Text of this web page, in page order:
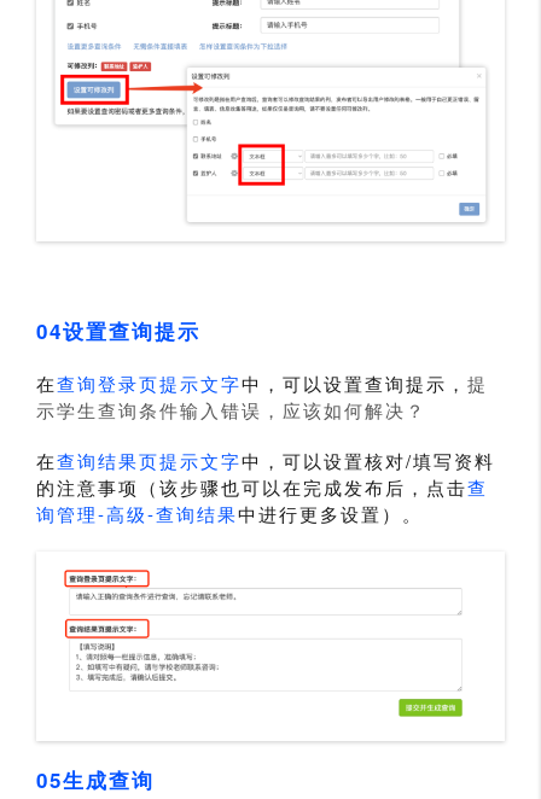
04设置查询提示
在查询登录页提示文字中，可以设置查询提示， 提
示学生查询条件输入错误，应该如何解决？
在查询结果页提示文字中，可以设置核对/填写资料
的注意事项（该步骤也可以在完成发布后，点击查
询管理-高级-查询结果中进行更多设置）。
05生成查询